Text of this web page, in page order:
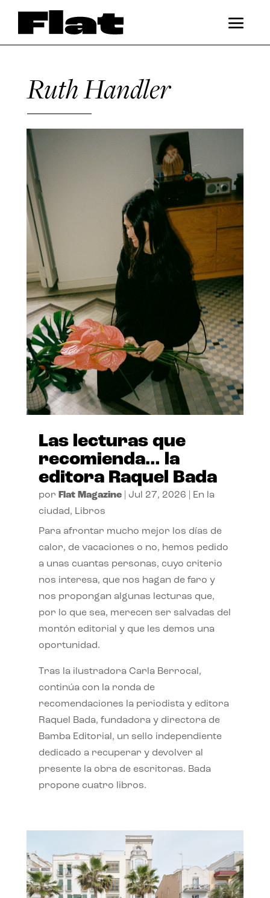
Ruth Handler
Las lecturas que
recomienda… la
editora Raquel Bada
por Flat Magazine| Jul 27, 2026
En la
ciudad, Libros
Para afrontar mucho mejor los días de
calor, de vacaciones o no, hemos pedido
a unas cuantas personas, cuyo criterio
nos interesa, que nos hagan de faro y
nos propongan algunas lecturas que,
por lo que sea, merecen ser salvadas del
montón editorial y que les demos una
oportunidad.
Tras la ilustradora Carla Berrocal,
continúa con la ronda de
recomendaciones la periodista y editora
Raquel Bada, fundadora y directora de
Bamba Editorial, un sello independiente
dedicado a recuperar y devolver al
presente la obra de escritoras. Bada
propone cuatro libros.